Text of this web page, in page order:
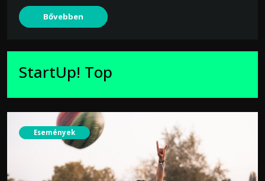
Bővebben
StartUp! Top
Események